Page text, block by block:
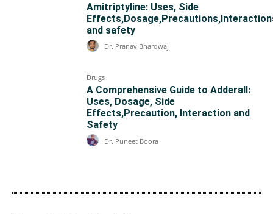
Amitriptyline: Uses, Side
and safety
Dr. Pranav Bhardwaj
Drugs
A Comprehensive Guide to Adderall:
Uses, Dosage, Side
Effects,Precaution, Interaction and
Safety
Dr. Puneet Boora